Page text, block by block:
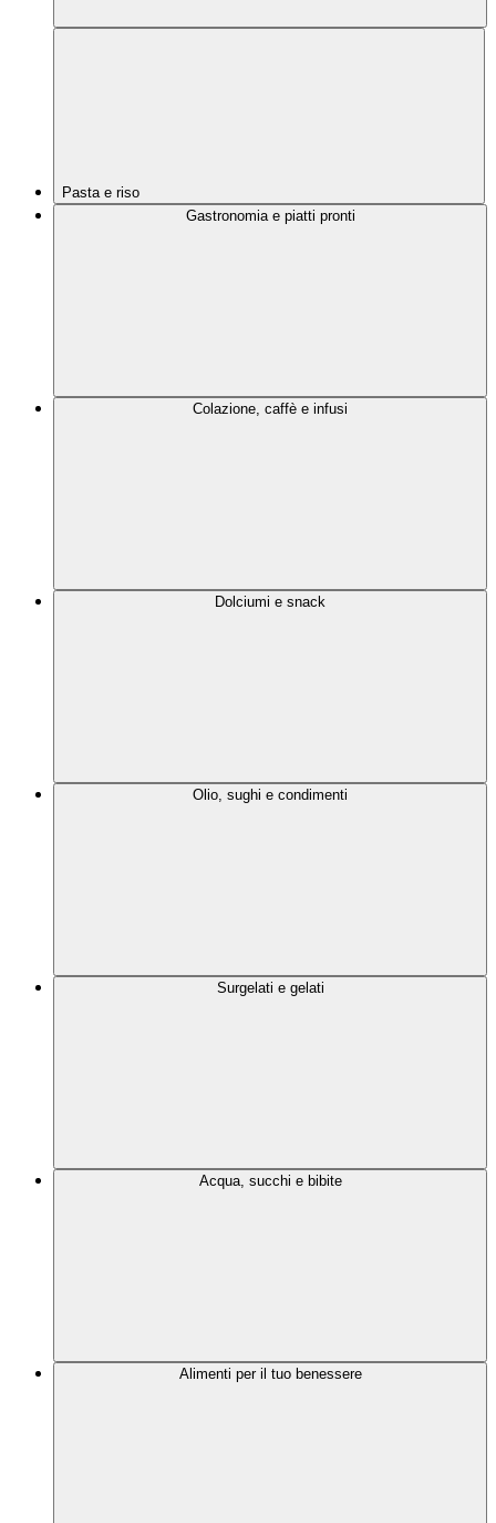
Pasta e riso
Gastronomia e piatti pronti
Colazione, caffè e infusi
Dolciumi e snack
Olio, sughi e condimenti
Surgelati e gelati
Acqua, succhi e bibite
Alimenti per il tuo benessere